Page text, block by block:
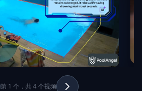
第 1 个，共 4 个视频